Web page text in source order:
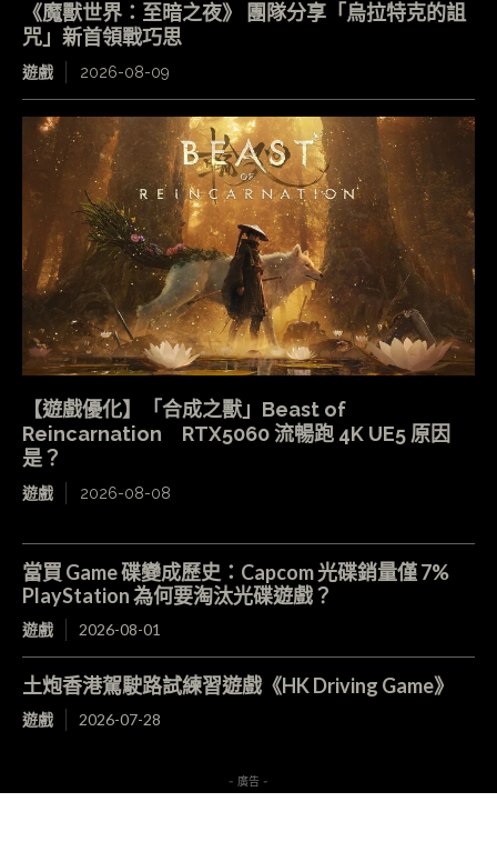
《魔獸世界：至暗之夜》 團隊分享「烏拉特克的詛
咒」新首領戰巧思
遊戲 2026-08-09
【遊戲優化】「合成之獸」Beast of
Reincarnation RTX5060 流暢跑 4K UE5 原因
是？
遊戲 2026-08-08
當買 Game 碟變成歷史：Capcom 光碟銷量僅 7%
PlayStation 為何要淘汰光碟遊戲？
遊戲 2026-08-01
土炮香港駕駛路試練習遊戲《HK Driving Game》
遊戲 2026-07-28
- 廣告 -